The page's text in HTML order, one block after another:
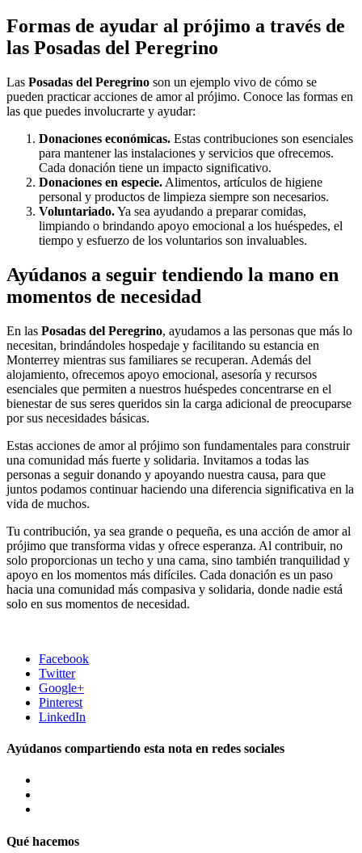
Formas de ayudar al prójimo a través de
las Posadas del Peregrino
Las Posadas del Peregrino son un ejemplo vivo de cómo se
pueden practicar acciones de amor al prójimo. Conoce las formas en
las que puedes involucrarte y ayudar:
Donaciones económicas. Estas contribuciones son esenciales
para mantener las instalaciones y servicios que ofrecemos.
Cada donación tiene un impacto significativo.
Donaciones en especie. Alimentos, artículos de higiene
personal y productos de limpieza siempre son necesarios.
Voluntariado.Ya sea ayudando a preparar comidas,
limpiando o brindando apoyo emocional a los huéspedes, el
tiempo y esfuerzo de los voluntarios son invaluables.
Ayúdanos a seguir tendiendo la mano en
momentos de necesidad
En las Posadas del Peregrino, ayudamos a las personas que más lo
necesitan, brindándoles hospedaje y facilitando su estancia en
Monterrey mientras sus familiares se recuperan. Además del
alojamiento, ofrecemos apoyo emocional, asesoría y recursos
esenciales que permiten a nuestros huéspedes concentrarse en el
bienestar de sus seres queridos sin la carga adicional de preocuparse
por sus necesidades básicas.
Estas acciones de amor al prójimo son fundamentales para construir
una comunidad más fuerte y solidaria. Invitamos a todas las
personas a seguir donando y apoyando nuestra causa, para que
juntos podamos continuar haciendo una diferencia significativa en la
vida de muchos.
Tu contribución, ya sea grande o pequeña, es una acción de amor al
prójimo que transforma vidas y ofrece esperanza. Al contribuir, no
solo proporcionas un techo y una cama, sino también tranquilidad y
apoyo en los momentos más difíciles. Cada donación es un paso
hacia una comunidad más compasiva y solidaria, donde nadie está
solo en sus momentos de necesidad.
Facebook
Twitter
Google+
Pinterest
LinkedIn
Ayúdanos compartiendo esta nota en redes sociales
Qué hacemos